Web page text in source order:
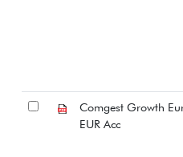
Comgest Growth
EUR Acc